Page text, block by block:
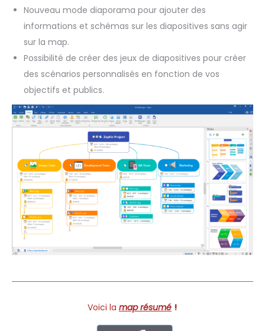
Nouveau mode diaporama pour ajouter des
informations et schémas sur les diapositives sans agir
sur la map.
Possibilité de créer des jeux de diapositives pour créer
des scénarios personnalisés en fonction de vos
objectifs et publics.
Voici la map résumé !